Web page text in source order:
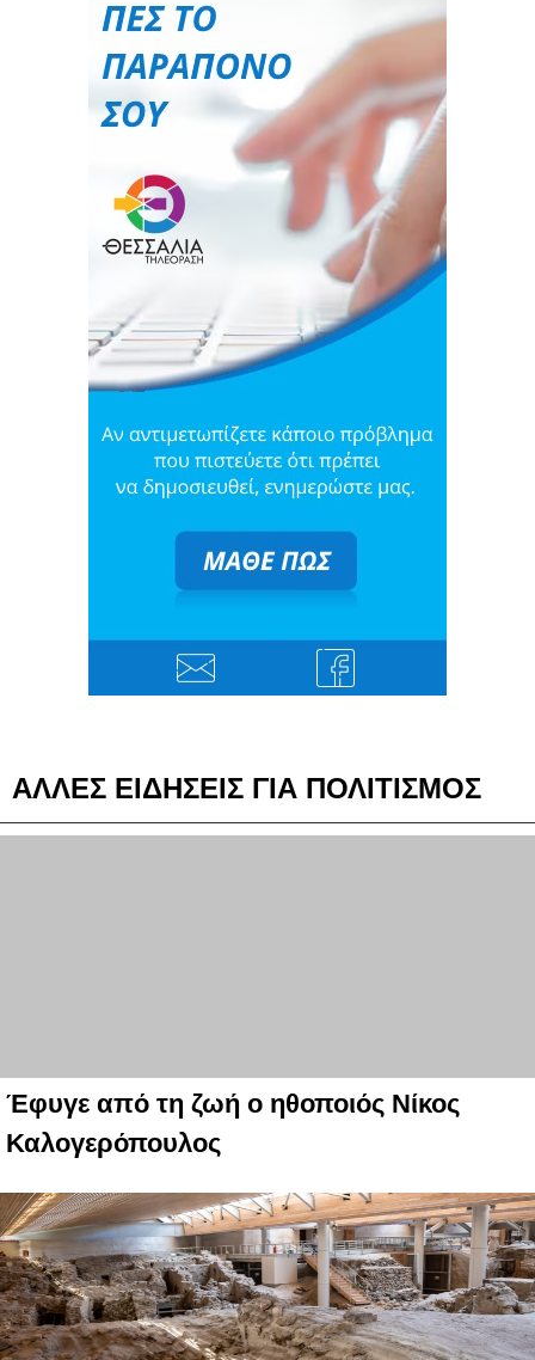
ΑΛΛΕΣ ΕΙΔΗΣΕΙΣ ΓΙΑ ΠΟΛΙΤΙΣΜΟΣ
Έφυγε από τη ζωή ο ηθοποιός Νίκος
Καλογερόπουλος